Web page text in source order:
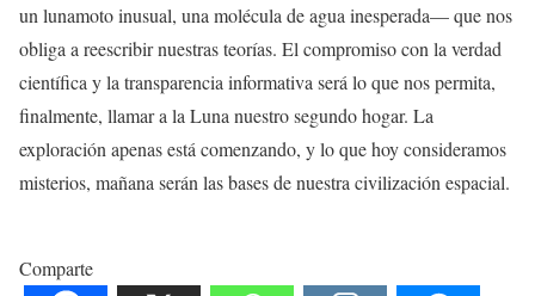
un lunamoto inusual, una molécula de agua inesperada— que nos
obliga a reescribir nuestras teorías. El compromiso con la verdad
científica y la transparencia informativa será lo que nos permita,
finalmente, llamar a la Luna nuestro segundo hogar. La
exploración apenas está comenzando, y lo que hoy consideramos
misterios, mañana serán las bases de nuestra civilización espacial.
Comparte